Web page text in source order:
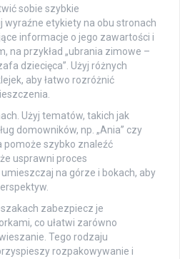
sobie szybkie
wyraźne etykiety na obu stronach
informacje o jego zawartości i
na przykład „ubrania zimowe –
dziecięca”. Użyj różnych
aby łatwo rozróżnić
Użyj tematów, takich jak
domowników, np. „Ania” czy
pomoże szybko znaleźć
usprawni proces
na górze i bokach, aby
zabezpiecz je
co ułatwi zarówno
Tego rodzaju
rozpakowywanie i